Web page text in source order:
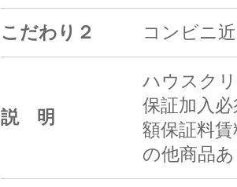
こだわり２ コンビニ
説 明
ハウスク
保証加入
額保証料
の他商品